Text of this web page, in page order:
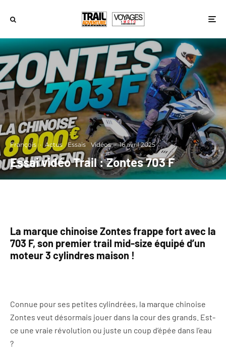
François · Actus Essais Vidéos · 16 avril 2025
Essai vidéo Trail : Zontes 703 F
La marque chinoise Zontes frappe fort avec la
703 F, son premier trail mid-size équipé d’un
moteur 3 cylindres maison !
Connue pour ses petites cylindrées, la marque chinoise
Zontes veut désormais jouer dans la cour des grands. Est-
ce une vraie révolution ou juste un coup d’épée dans l’eau
?